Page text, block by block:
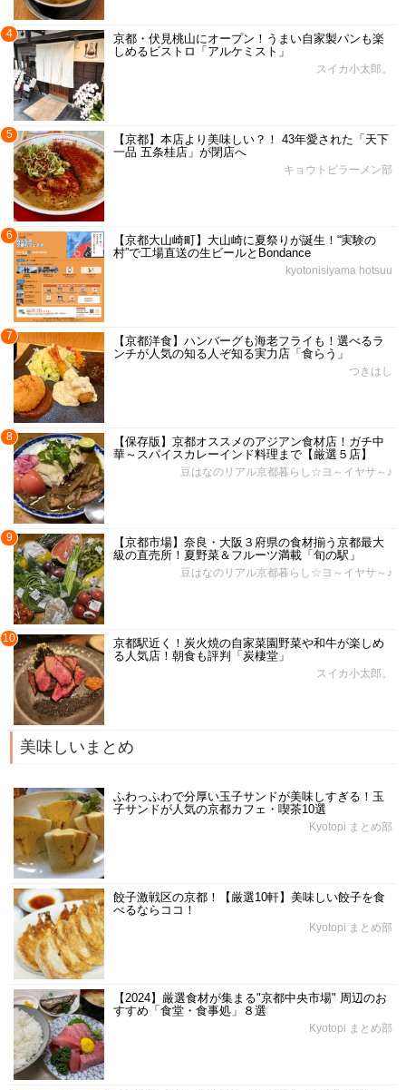
4
京都・伏見桃山にオープン！うまい自家製パンも楽
しめるビストロ「アルケミスト」
スイカ小太郎。
5
【京都】本店より美味しい？！ 43年愛された「天下
一品 五条桂店」が閉店へ
キョウトピラーメン部
6
【京都大山崎町】大山崎に夏祭りが誕生！“実験の
村”で工場直送の生ビールとBondance
kyotonisiyama hotsuu
7
【京都洋食】ハンバーグも海老フライも！選べるラ
ンチが人気の知る人ぞ知る実力店「食らう」
つきはし
8
【保存版】京都オススメのアジアン食材店！ガチ中
華～スパイスカレーインド料理まで【厳選５店】
豆はなのリアル京都暮らし☆ヨ～イヤサ～♪
9
【京都市場】奈良・大阪３府県の食材揃う京都最大
級の直売所！夏野菜＆フルーツ満載「旬の駅」
豆はなのリアル京都暮らし☆ヨ～イヤサ～♪
10
京都駅近く！炭火焼の自家菜園野菜や和牛が楽しめ
る人気店！朝食も評判「炭棲堂」
スイカ小太郎。
美味しいまとめ
ふわっふわで分厚い玉子サンドが美味しすぎる！玉
子サンドが人気の京都カフェ・喫茶10選
Kyotopi まとめ部
餃子激戦区の京都！【厳選10軒】美味しい餃子を食
べるならココ！
Kyotopi まとめ部
【2024】厳選食材が集まる"京都中央市場" 周辺のお
すすめ「食堂・食事処」８選
Kyotopi まとめ部